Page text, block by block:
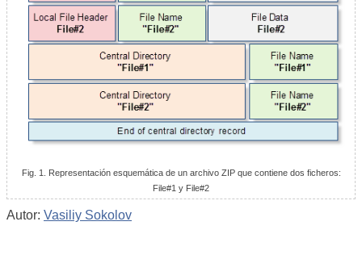
Fig. 1. Representación esquemática de un archivo ZIP que contiene dos ficheros:
File#1 y File#2
Autor: Vasiliy Sokolov